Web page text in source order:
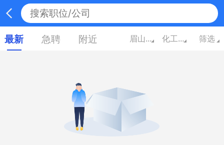
最新 急聘 附近 眉山四川 化工/能源 筛选